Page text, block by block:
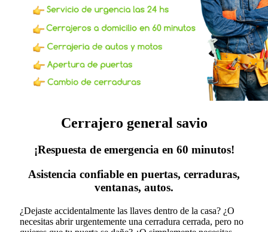
Cerrajero general savio
¡Respuesta de emergencia en 60 minutos!
Asistencia confiable en puertas, cerraduras,
ventanas, autos.
¿Dejaste accidentalmente las llaves dentro de la casa? ¿O
necesitas abrir urgentemente una cerradura cerrada, pero no